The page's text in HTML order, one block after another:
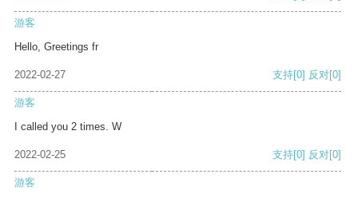
游客
Hello, Greetings fr
2022-02-27 支持[0] 反对[0]
游客
I called you 2 times. W
2022-02-25 支持[0] 反对[0]
游客